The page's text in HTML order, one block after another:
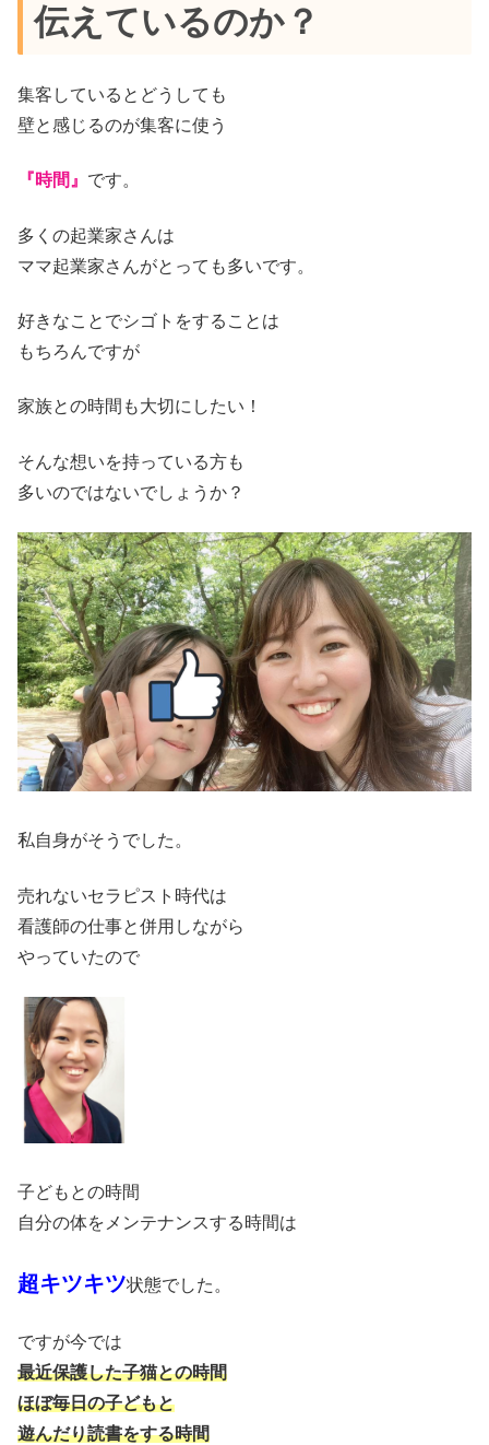
伝えているのか？
集客しているとどうしても
壁と感じるのが集客に使う
『時間』 です。
多くの起業家さんは
ママ起業家さんがとっても多いです。
好きなことでシゴトをすることは
もちろんですが
家族との時間も大切にしたい！
そんな想いを持っている方も
多いのではないでしょうか？
私自身がそうでした。
売れないセラピスト時代は
看護師の仕事と併用しながら
やっていたので
子どもとの時間
自分の体をメンテナンスする時間は
超キツキツ状態でした。
ですが今では
最近保護した子猫との時間
ほぼ毎日の子どもと
遊んだり読書をする時間